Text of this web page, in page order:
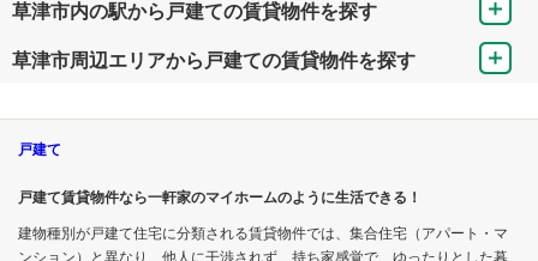
草津市内の駅から戸建ての賃貸物件を探す
草津市周辺エリアから戸建ての賃貸物件を探す
戸建て
戸建て賃貸物件なら一軒家のマイホームのように生活できる！
建物種別が戸建て住宅に分類される賃貸物件では、集合住宅（アパート・マ
ンション）と異なり、他人に干渉されず、持ち家感覚で、ゆったりとした暮